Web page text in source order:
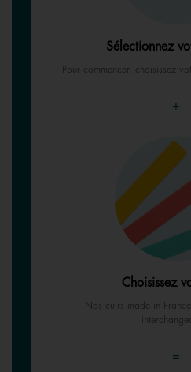
Sélectionnez
Pour commencer, choisissez
+
Choisissez
Nos cuirs made in
=